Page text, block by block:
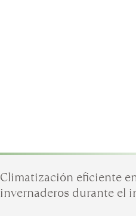
Climatización eficiente
invernaderos durante el